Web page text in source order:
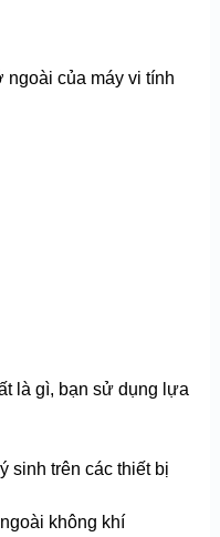
ngoài của máy vi tính
là gì, bạn sử dụng lựa
sinh trên các thiết bị
không khí